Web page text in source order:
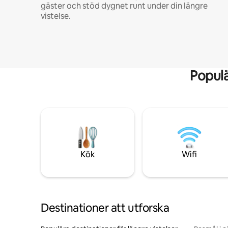
gäster och stöd dygnet runt under din längre
vistelse.
Kök Wifi
Destinationer att utforska